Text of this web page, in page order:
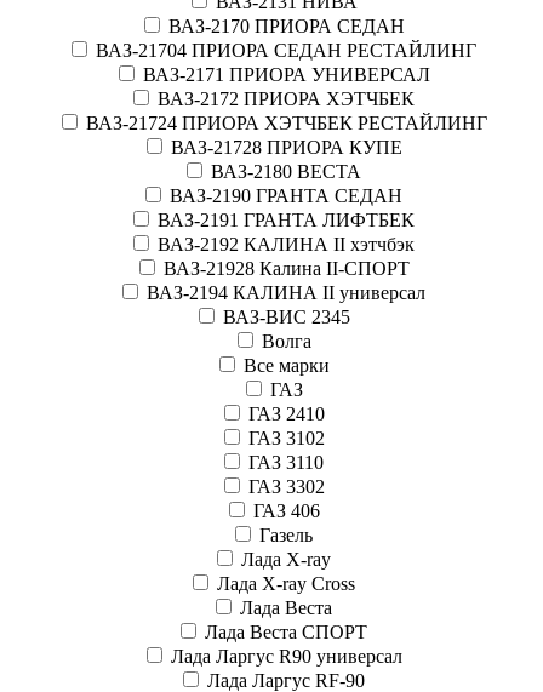
ВАЗ-2170 ПРИОРА СЕДАН
ВАЗ-21704 ПРИОРА СЕДАН РЕСТАЙЛИНГ
ВАЗ-2171 ПРИОРА УНИВЕРСАЛ
ВАЗ-2172 ПРИОРА ХЭТЧБЕК
ВАЗ-21724 ПРИОРА ХЭТЧБЕК РЕСТАЙЛИНГ
ВАЗ-21728 ПРИОРА КУПЕ
ВАЗ-2180 ВЕСТА
ВАЗ-2190 ГРАНТА СЕДАН
ВАЗ-2191 ГРАНТА ЛИФТБЕК
ВАЗ-2192 КАЛИНА II хэтчбэк
ВАЗ-21928 Калина II-СПОРТ
ВАЗ-2194 КАЛИНА II универсал
ВАЗ-ВИС 2345
Волга
Все марки
ГАЗ
ГАЗ 2410
ГАЗ 3102
ГАЗ 3110
ГАЗ 3302
ГАЗ 406
Газель
Лада X-ray
Лада X-ray Cross
Лада Веста
Лада Веста СПОРТ
Лада Ларгус R90 универсал
Лада Ларгус RF-90